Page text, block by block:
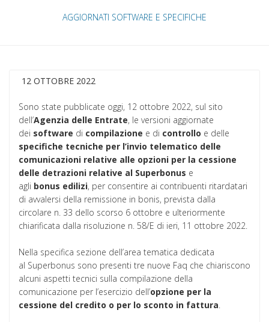
AGGIORNATI SOFTWARE E SPECIFICHE
12 OTTOBRE 2022
Sono state pubblicate oggi, 12 ottobre 2022, sul sito
dell’Agenzia delle Entrate, le versioni aggiornate
dei software di compilazione e di controllo e delle
specifiche tecniche per l’invio telematico delle
comunicazioni relative alle opzioni per la cessione
delle detrazioni relative al Superbonus e
agli bonus edilizi, per consentire ai contribuenti ritardatari
di avvalersi della remissione in bonis, prevista dalla
circolare n. 33 dello scorso 6 ottobre e ulteriormente
chiarificata dalla risoluzione n. 58/E di ieri, 11 ottobre 2022.
Nella specifica sezione dell’area tematica dedicata
al Superbonus sono presenti tre nuove Faq che chiariscono
alcuni aspetti tecnici sulla compilazione della
comunicazione per l’esercizio dell’opzione per la
cessione del credito o per lo sconto in fattura.